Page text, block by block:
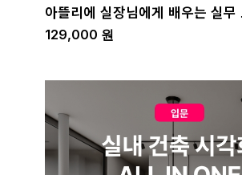
아뜰리에 실장님에게 배우는 실무
129,000 원